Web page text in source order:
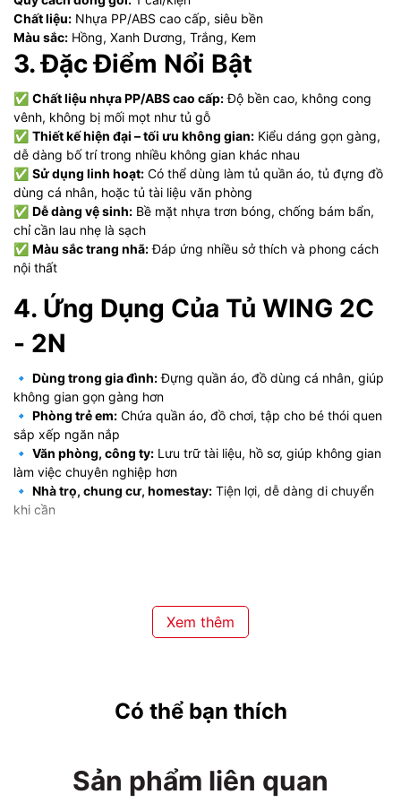
Chất liệu: Nhựa PP/ABS cao cấp, siêu bền
Màu sắc: Hồng, Xanh Dương, Trắng, Kem
3. Đặc Điểm Nổi Bật
✅ Chất liệu nhựa PP/ABS cao cấp:Độ bền cao, không cong
vênh, không bị mối mọt như tủ gỗ
✅ Thiết kế hiện đại – tối ưu không gian: Kiểu dáng gọn gàng,
dễ dàng bố trí trong nhiều không gian khác nhau
✅ Sử dụng linh hoạt: Có thể dùng làm tủ quần áo, tủ đựng đồ
dùng cá nhân, hoặc tủ tài liệu văn phòng
✅ Dễ dàng vệ sinh: Bề mặt nhựa trơn bóng, chống bám bẩn,
chỉ cần lau nhẹ là sạch
✅ Màu sắc trang nhã:Đáp ứng nhiều sở thích và phong cách
nội thất
4. Ứng Dụng Của Tủ WING 2C
- 2N
🔹 Dùng trong gia đình:Đựng quần áo, đồ dùng cá nhân, giúp
không gian gọn gàng hơn
🔹 Phòng trẻ em: Chứa quần áo, đồ chơi, tập cho bé thói quen
sắp xếp ngăn nắp
🔹 Văn phòng, công ty: Lưu trữ tài liệu, hồ sơ, giúp không gian
làm việc chuyên nghiệp hơn
🔹 Nhà trọ, chung cư, homestay: Tiện lợi, dễ dàng di chuyển
khi cần
Nhà phân phối nhựa Thành Luân– Đại lý
tại miền Bắc, chuyên cung cấp các dòng
Giao hàng nhanh toàn miền Bắc– Hỗ trợ vận chuyển tận
chiết khấu cực tốt.
Hotline tư vấn & báo giá nhanh chóng!
Xem thêm
Có thể bạn thích
Sản phẩm liên quan